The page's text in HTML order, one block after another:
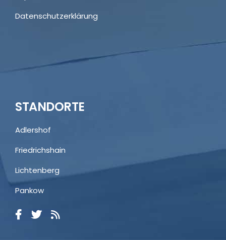
Datenschutzerklärung
STANDORTE
Adlershof
Friedrichshain
Lichtenberg
Pankow